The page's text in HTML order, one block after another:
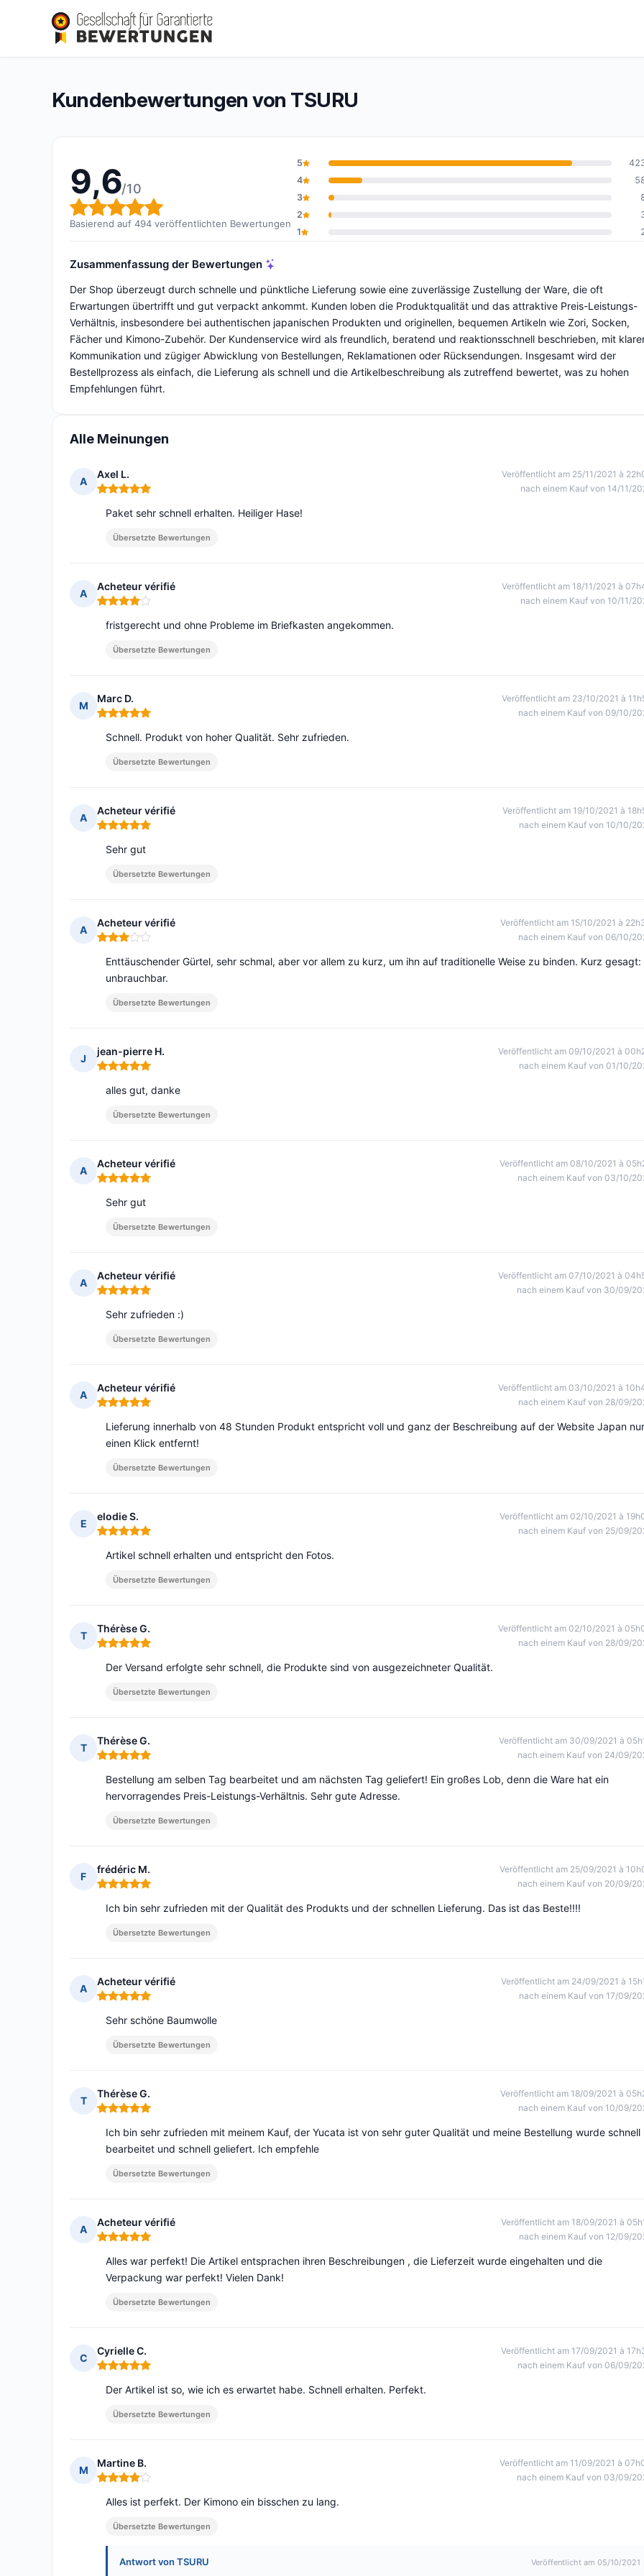
TSURU
Gesamtbewertung: 9,6 von 10
9,6/10(494 Bewertungen)
Kundenbewertungen von TSURU
9,6/10
Gesamtbewertung: 9,6 von 10
Basierend auf 494 veröffentlichten Bewertungen
5
4
3
2
1
Zusammenfassung der Bewertungen
Der Shop überzeugt durch schnelle und pünktliche Lieferung sowie eine zuverlässige Zustellung der Ware, die oft
Erwartungen übertrifft und gut verpackt ankommt. Kunden loben die Produktqualität und das attraktive Preis-Leistungs-
Verhältnis, insbesondere bei authentischen japanischen Produkten und originellen, bequemen Artikeln wie Zori, Socken,
Fächer und Kimono-Zubehör. Der Kundenservice wird als freundlich, beratend und reaktionsschnell beschrieben, mit
Kommunikation und zügiger Abwicklung von Bestellungen, Reklamationen oder Rücksendungen. Insgesamt wird der
Bestellprozess als einfach, die Lieferung als schnell und die Artikelbeschreibung als zutreffend bewertet, was zu hohen
Empfehlungen führt.
Alle Meinungen
A
Axel L.
Hinweis: 5 von 5
Veröffentlicht am 25/11/2021 à
nach einem Kauf von 14/11/
Paket sehr schnell erhalten. Heiliger Hase!
Übersetzte Bewertungen
A
Acheteur vérifié
Hinweis: 4 von 5
Veröffentlicht am 18/11/2021 à
nach einem Kauf von 10/11/
fristgerecht und ohne Probleme im Briefkasten angekommen.
Übersetzte Bewertungen
M
Marc D.
Hinweis: 5 von 5
Veröffentlicht am 23/10/2021 à
nach einem Kauf von 09/10/
Schnell. Produkt von hoher Qualität. Sehr zufrieden.
Übersetzte Bewertungen
A
Acheteur vérifié
Hinweis: 5 von 5
Veröffentlicht am 19/10/2021 à
nach einem Kauf von 10/10/
Sehr gut
Übersetzte Bewertungen
A
Acheteur vérifié
Hinweis: 3 von 5
Veröffentlicht am 15/10/2021 à
nach einem Kauf von 06/10/
Enttäuschender Gürtel, sehr schmal, aber vor allem zu kurz, um ihn auf traditionelle Weise zu binden. Kurz gesagt:
unbrauchbar.
Übersetzte Bewertungen
J
jean-pierre H.
Hinweis: 5 von 5
Veröffentlicht am 09/10/2021 à
nach einem Kauf von 01/10/
alles gut, danke
Übersetzte Bewertungen
A
Acheteur vérifié
Hinweis: 5 von 5
Veröffentlicht am 08/10/2021 à
nach einem Kauf von 03/10/
Sehr gut
Übersetzte Bewertungen
A
Acheteur vérifié
Hinweis: 5 von 5
Veröffentlicht am 07/10/2021 à
nach einem Kauf von 30/09/
Sehr zufrieden :)
Übersetzte Bewertungen
A
Acheteur vérifié
Hinweis: 5 von 5
Veröffentlicht am 03/10/2021 à
nach einem Kauf von 28/09/
Lieferung innerhalb von 48 Stunden Produkt entspricht voll und ganz der Beschreibung auf der Website Japan nur
einen Klick entfernt!
Übersetzte Bewertungen
E
elodie S.
Hinweis: 5 von 5
Veröffentlicht am 02/10/2021 à
nach einem Kauf von 25/09/
Artikel schnell erhalten und entspricht den Fotos.
Übersetzte Bewertungen
T
Thérèse G.
Hinweis: 5 von 5
Veröffentlicht am 02/10/2021 à
nach einem Kauf von 28/09/
Der Versand erfolgte sehr schnell, die Produkte sind von ausgezeichneter Qualität.
Übersetzte Bewertungen
T
Thérèse G.
Hinweis: 5 von 5
Veröffentlicht am 30/09/2021 à
nach einem Kauf von 24/09/
Bestellung am selben Tag bearbeitet und am nächsten Tag geliefert! Ein großes Lob, denn die Ware hat ein
hervorragendes Preis-Leistungs-Verhältnis. Sehr gute Adresse.
Übersetzte Bewertungen
F
frédéric M.
Hinweis: 5 von 5
Veröffentlicht am 25/09/2021 à
nach einem Kauf von 20/09/
Ich bin sehr zufrieden mit der Qualität des Produkts und der schnellen Lieferung. Das ist das Beste!!!!
Übersetzte Bewertungen
A
Acheteur vérifié
Hinweis: 5 von 5
Veröffentlicht am 24/09/2021 à
nach einem Kauf von 17/09/
Sehr schöne Baumwolle
Übersetzte Bewertungen
T
Thérèse G.
Hinweis: 5 von 5
Veröffentlicht am 18/09/2021 à
nach einem Kauf von 10/09/
Ich bin sehr zufrieden mit meinem Kauf, der Yucata ist von sehr guter Qualität und meine Bestellung wurde schnell
bearbeitet und schnell geliefert. Ich empfehle
Übersetzte Bewertungen
A
Acheteur vérifié
Hinweis: 5 von 5
Veröffentlicht am 18/09/2021 à
nach einem Kauf von 12/09/
Alles war perfekt! Die Artikel entsprachen ihren Beschreibungen , die Lieferzeit wurde eingehalten und die
Verpackung war perfekt! Vielen Dank!
Übersetzte Bewertungen
C
Cyrielle C.
Hinweis: 5 von 5
Veröffentlicht am 17/09/2021 à
nach einem Kauf von 06/09/
Der Artikel ist so, wie ich es erwartet habe. Schnell erhalten. Perfekt.
Übersetzte Bewertungen
M
Martine B.
Hinweis: 4 von 5
Veröffentlicht am 11/09/2021 à
nach einem Kauf von 03/09/
Alles ist perfekt. Der Kimono ein bisschen zu lang.
Übersetzte Bewertungen
Antwort von TSURU Veröffentlicht am 05/10/2021